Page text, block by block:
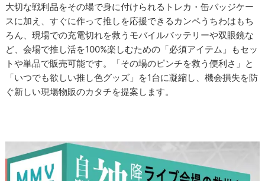
大切な戦利品をその場で身に付けられるトレカ・缶バッジケー
スに加え、すぐに作って推しを応援できるカンペうちわはもち
ろん、現場での充電切れを救うモバイルバッテリーや双眼鏡な
ど、会場で推し活を100%楽しむための「必須アイテム」もセッ
トや単品で販売可能です。「その場のピンチを救う便利さ」と
「いつでも欲しい推し色グッズ」を1台に凝縮し、機会損失を防
ぐ新しい現場物販のカタチを提案します。